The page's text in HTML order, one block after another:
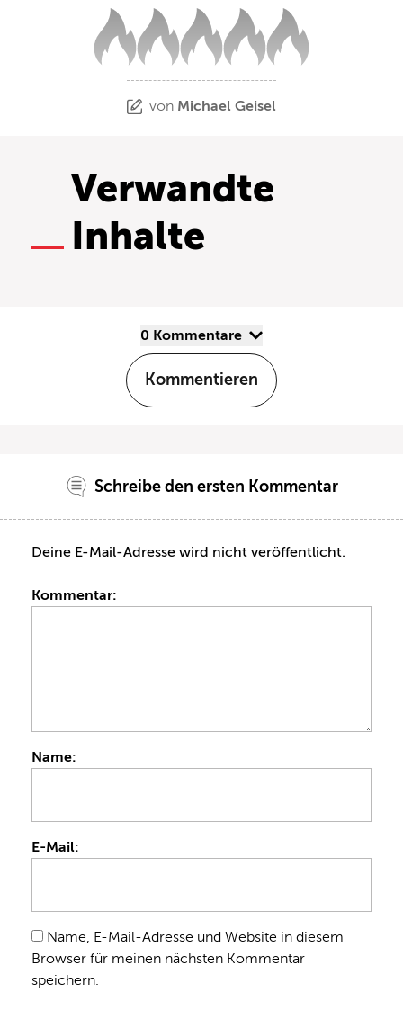
von Michael Geisel
Verwandte
Inhalte
0 Kommentare
Kommentieren
Schreibe den ersten Kommentar
Deine E-Mail-Adresse wird nicht veröffentlicht.
Kommentar:
Name:
E-Mail:
Name, E-Mail-Adresse und Website in diesem
Browser für meinen nächsten Kommentar
speichern.